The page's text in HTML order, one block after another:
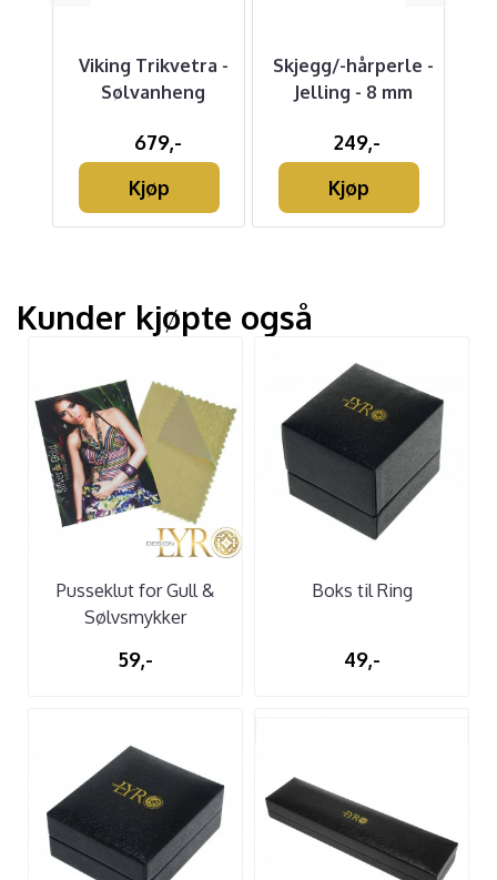
Viking Trikvetra -
Sølvanheng
679,-
Kjøp
Skjegg/-hårperle -
Jelling - 8 mm
249,-
Kjøp
Kunder kjøpte også
Pusseklut for Gull &
Sølvsmykker
59,-
Boks til Ring
49,-